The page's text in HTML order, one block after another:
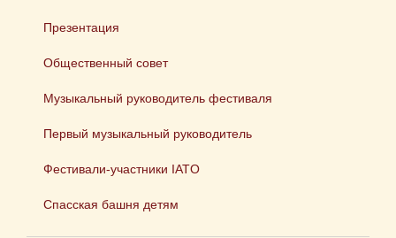
Презентация
Общественный совет
Музыкальный руководитель фестиваля
Первый музыкальный руководитель
Фестивали-участники IATO
Спасская башня детям